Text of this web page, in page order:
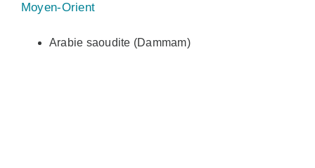
Moyen-Orient
Arabie saoudite (Dammam)